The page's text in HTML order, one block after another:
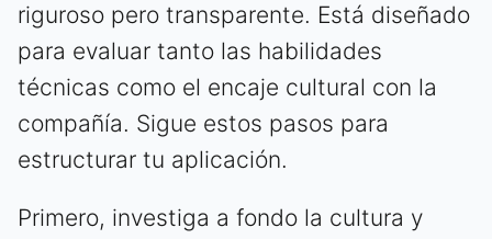
riguroso pero transparente. Está diseñado
para evaluar tanto las habilidades
técnicas como el encaje cultural con la
compañía. Sigue estos pasos para
estructurar tu aplicación.
Primero, investiga a fondo la cultura y